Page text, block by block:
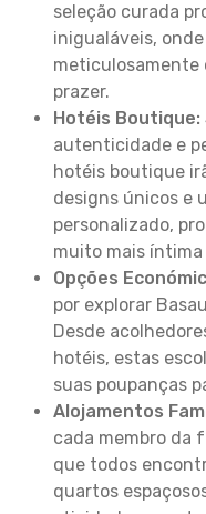
seleção curada
inigualáveis,
meticulosamente
prazer.
Hotéis Boutique:
autenticidade e
hotéis boutique
designs únicos e
personalizado,
muito mais íntima
Opções
por explorar
Desde
hotéis, estas
suas poupanças
Alojamentos
cada membro da
que todos
quartos